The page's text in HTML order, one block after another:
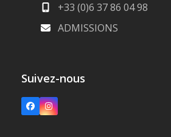
+33 (0)6 37 86 04 98
ADMISSIONS
Suivez-nous
FacebookInstagram